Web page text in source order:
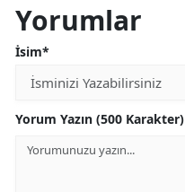
Yorumlar
İsim*
Yorum Yazın (500 Karakter)